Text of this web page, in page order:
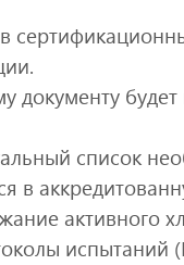
документу
список
в
активного